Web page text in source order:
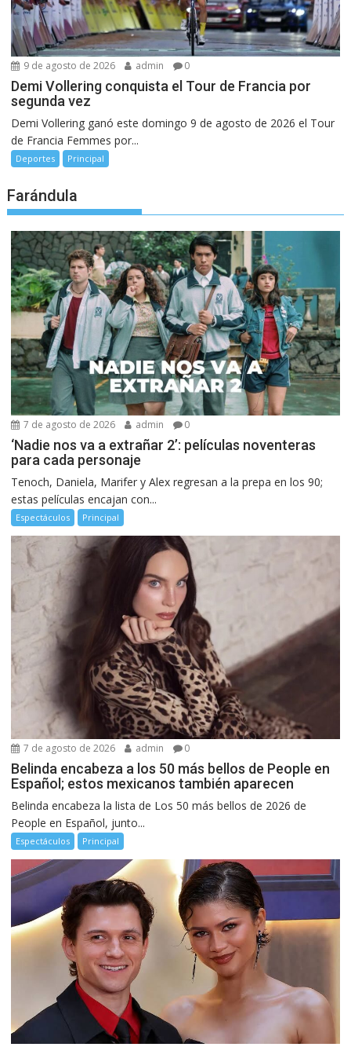
9 de agosto de 2026 admin 0
Demi Vollering conquista el Tour de Francia por
segunda vez
Demi Vollering ganó este domingo 9 de agosto de 2026 el Tour
de Francia Femmes por...
Deportes Principal
Farándula
7 de agosto de 2026 admin 0
‘Nadie nos va a extrañar 2’: películas noventeras
para cada personaje
Tenoch, Daniela, Marifer y Alex regresan a la prepa en los 90;
estas películas encajan con...
Espectáculos Principal
7 de agosto de 2026 admin 0
Belinda encabeza a los 50 más bellos de People en
Español; estos mexicanos también aparecen
Belinda encabeza la lista de Los 50 más bellos de 2026 de
People en Español, junto...
Espectáculos Principal